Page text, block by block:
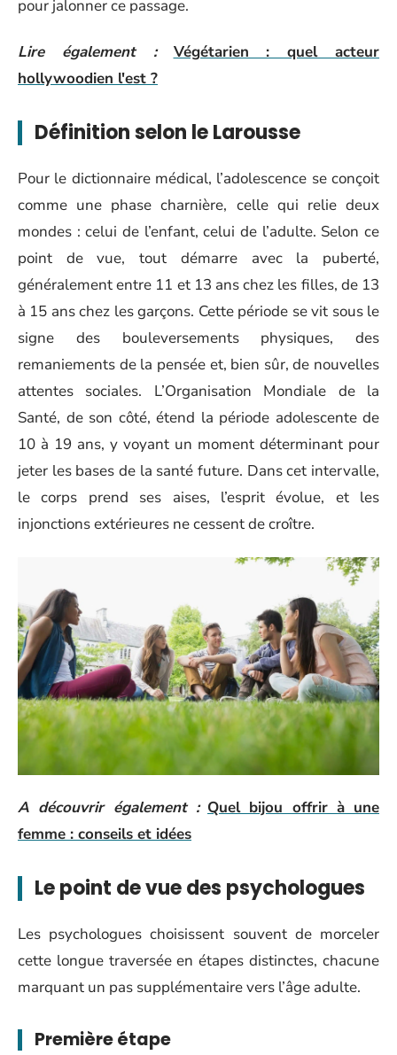
pour jalonner ce passage.
Lire également :
Végétarien : quel acteur
hollywoodien l'est ?
Définition selon le Larousse
Pour le dictionnaire médical, l’adolescence se conçoit
comme une phase charnière, celle qui relie deux
mondes : celui de l’enfant, celui de l’adulte. Selon ce
point de vue, tout démarre avec la puberté,
généralement entre 11 et 13 ans chez les filles, de 13
à 15 ans chez les garçons. Cette période se vit sous le
signe des bouleversements physiques, des
remaniements de la pensée et, bien sûr, de nouvelles
attentes sociales. L’Organisation Mondiale de la
Santé, de son côté, étend la période adolescente de
10 à 19 ans, y voyant un moment déterminant pour
jeter les bases de la santé future. Dans cet intervalle,
le corps prend ses aises, l’esprit évolue, et les
injonctions extérieures ne cessent de croître.
A découvrir également : Quel bijou offrir à une
femme : conseils et idées
Le point de vue des psychologues
Les psychologues choisissent souvent de morceler
cette longue traversée en étapes distinctes, chacune
marquant un pas supplémentaire vers l’âge adulte.
Première étape